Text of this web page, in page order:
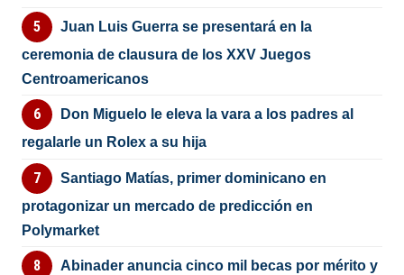
Juan Luis Guerra se presentará en la
ceremonia de clausura de los XXV Juegos
Centroamericanos
Don Miguelo le eleva la vara a los padres al
regalarle un Rolex a su hija
Santiago Matías, primer dominicano en
protagonizar un mercado de predicción en
Polymarket
Abinader anuncia cinco mil becas por mérito y